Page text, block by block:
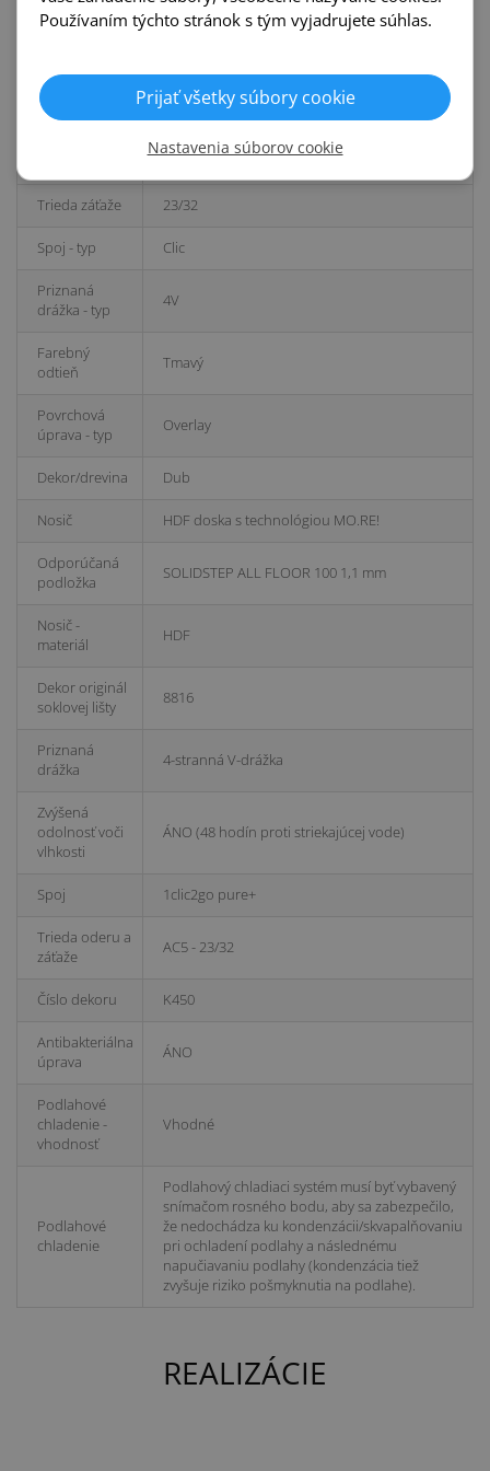
Protišmykový
povrch
DS/R9
AC5
Trieda záťaže 23/32
Spoj - typ Clic
Priznaná
drážka - typ
4V
Farebný
odtieň
Tmavý
Povrchová
úprava - typ
Overlay
Dekor/drevina Dub
Nosič HDF doska s technológiou MO.RE!
Odporúčaná
podložka
SOLIDSTEP ALL FLOOR 100 1,1 mm
Nosič -
materiál
HDF
Dekor originál
soklovej lišty
8816
Priznaná
drážka
4-stranná V-drážka
Zvýšená
odolnosť voči
vlhkosti
ÁNO (48 hodín proti striekajúcej vode)
Spoj 1clic2go pure+
Trieda oderu a
záťaže
AC5 - 23/32
Číslo dekoru K450
Antibakteriálna
úprava
ÁNO
Podlahové
chladenie -
vhodnosť
Vhodné
Podlahové
chladenie
Podlahový chladiaci systém musí byť vybavený
snímačom rosného bodu, aby sa zabezpečilo,
že nedochádza ku kondenzácii/skvapalňovaniu
pri ochladení podlahy a následnému
napučiavaniu podlahy (kondenzácia tiež
zvyšuje riziko pošmyknutia na podlahe).
REALIZÁCIE
Používaním týchto stránok s tým vyjadrujete súhlas.
Prijať všetky súbory cookie
Nastavenia súborov cookie